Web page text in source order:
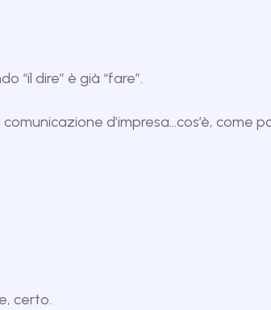
“il dire” è già “fare”.
d’impresa…cos’è, come
certo.